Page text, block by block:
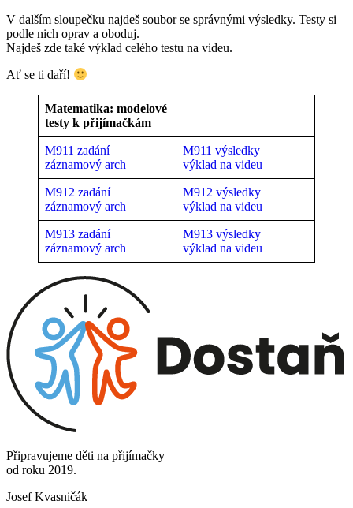
V dalším sloupečku najdeš soubor se správnými výsledky. Testy si
podle nich oprav a oboduj.
Najdeš zde také výklad celého testu na videu.
Ať se ti daří!
Matematika: modelové
testy k přijímačkám
M911 zadání
záznamový arch
M911 výsledky
výklad na videu
M912 zadání
záznamový arch
M912 výsledky
výklad na videu
M913 zadání
záznamový arch
M913 výsledky
výklad na videu
Připravujeme děti na přijímačky
od roku 2019.
Josef Kvasničák